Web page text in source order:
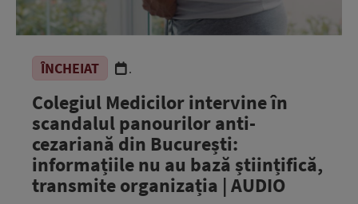
ÎNCHEIAT .
Colegiul Medicilor intervine în
scandalul panourilor anti-
cezariană din București:
informațiile nu au bază științifică,
transmite organizația | AUDIO